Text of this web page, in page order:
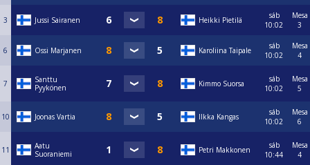
3 Jussi Sairanen Heikki Pietilä
sáb
10:02
Mesa
3
6 Ossi Marjanen Karoliina Taipale
sáb
10:02
Mesa
4
7
Santtu
Pyykönen
Kimmo Suorsa
sáb
10:02
Mesa
5
10 Joonas Vartia Ilkka Kangas
sáb
10:02
Mesa
6
11
Aatu
Suoraniemi
Petri Makkonen
sáb
10:44
Mesa
4